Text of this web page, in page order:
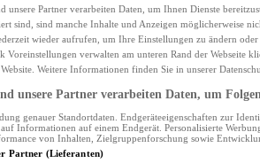
unsere Partner verarbeiten Daten, um Ihnen Dienste
sind, sind manche Inhalte und Anzeigen möglicherweise
wieder aufrufen, um Ihre Einstellungen zu ändern
Voreinstellungen verwalten am unteren Rand der Webseite
Website. Weitere Informationen finden Sie in unserer
unsere Partner verarbeiten Daten, um
genauer Standortdaten. Endgeräteeigenschaften zur
Informationen auf einem Endgerät. Personalisierte
von Inhalten, Zielgruppenforschung sowie
Partner (Lieferanten)